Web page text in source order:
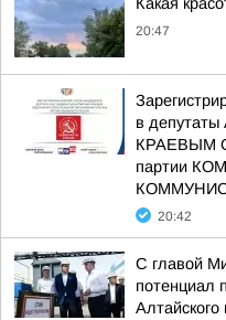
20:47
в
КРАЕВЫМ
партии
20:42
С главой
потенциал
Алтайского